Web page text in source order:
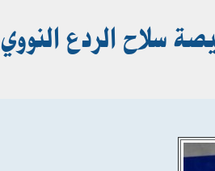
سلاح الردع النووي